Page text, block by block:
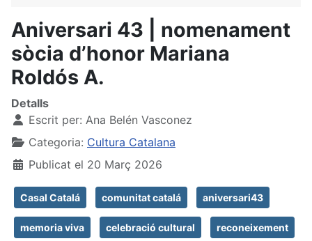
Aniversari 43 | nomenament
sòcia d’honor Mariana
Roldós A.
Detalls
Escrit per: Ana Belén Vasconez
Categoria: Cultura Catalana
Publicat el 20 Març 2026
Casal Catalá comunitat catalá aniversari43
memoria viva celebració cultural reconeixement